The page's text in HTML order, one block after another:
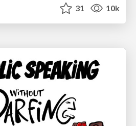
31 10k